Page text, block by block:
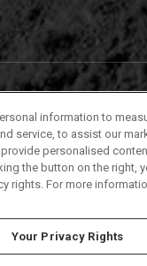
| Pocatello, Idaho,
information to
service, to assist our
personalised
the button on the right,
rights. For more
Your Privacy Rights